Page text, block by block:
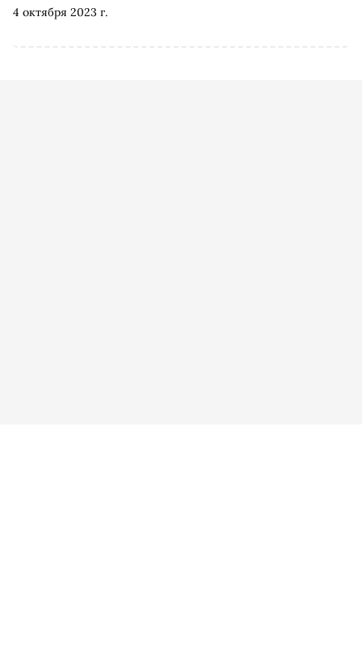
4 октября 2023 г.
Premium&Private». Технологический партнер —